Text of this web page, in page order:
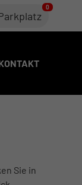
0
Sie in